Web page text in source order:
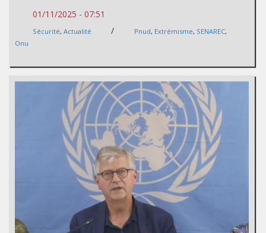
01/11/2025 - 07:51
Sécurité, Actualité / Pnud, Extrémisme, SENAREC,
Onu